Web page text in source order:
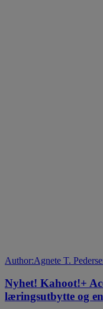
Author:Agnete T.
Nyhet! Kahoot!+
læringsutbytte og